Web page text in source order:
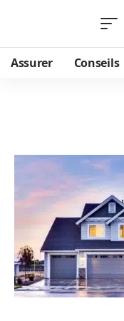
Assurer Conseils